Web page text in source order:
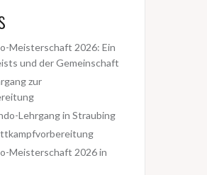
Meisterschaft 2026: Ein
und der Gemeinschaft
zur
Lehrgang in Straubing
Meisterschaft 2026 in